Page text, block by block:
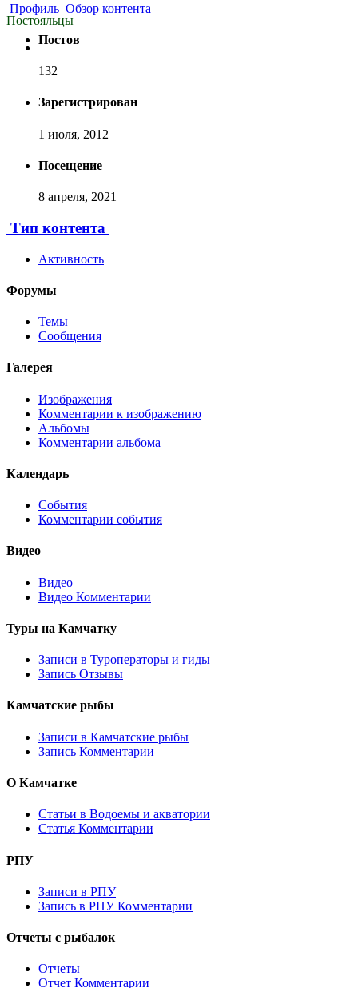
Постояльцы
Профиль Обзор контента
Постов
132
Зарегистрирован
1 июля, 2012
Посещение
8 апреля, 2021
Тип контента
Активность
Форумы
Темы
Сообщения
Галерея
Изображения
Комментарии к изображению
Альбомы
Комментарии альбома
Календарь
События
Комментарии события
Видео
Видео
Видео Комментарии
Туры на Камчатку
Записи в Туроператоры и гиды
Запись Отзывы
Камчатские рыбы
Записи в Камчатские рыбы
Запись Комментарии
О Камчатке
Статьи в Водоемы и акватории
Статья Комментарии
РПУ
Записи в РПУ
Запись в РПУ Комментарии
Отчеты с рыбалок
Отчеты
Отчет Комментарии